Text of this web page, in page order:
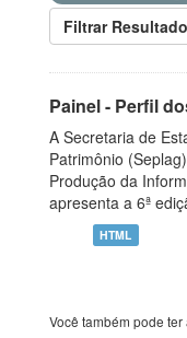
Filtrar
Painel - Perfil
A Secretaria de
Patrimônio
Produção da
apresenta a 6ª
HTML
Você também pode